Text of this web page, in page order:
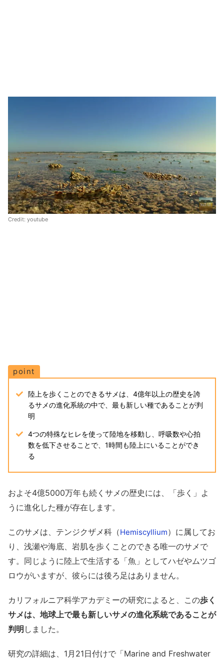
Credit: youtube
point
陸上を歩くことのできるサメは、4億年以上の歴史を誇
るサメの進化系統の中で、最も新しい種であることが判
明
4つの特殊なヒレを使って陸地を移動し、呼吸数や心拍
数を低下させることで、1時間も陸上にいることができ
る
およそ4億5000万年も続くサメの歴史には、「歩く」よ
うに進化した種が存在します。
このサメは、テンジクザメ科（Hemiscyllium）に属してお
り、浅瀬や海底、岩肌を歩くことのできる唯一のサメで
す。同じように陸上で生活する「魚」としてハゼやムツゴ
ロウがいますが、彼らには後ろ足はありません。
カリフォルニア科学アカデミーの研究によると、この歩く
サメは、地球上で最も新しいサメの進化系統であることが
判明 しました。
研究の詳細は、1月21日付けで「Marine and Freshwater